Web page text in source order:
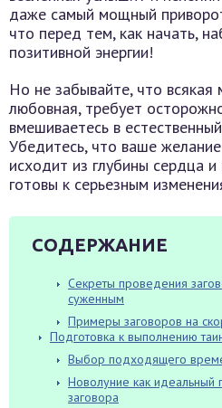
даже самый мощный
что перед тем, как начать,
позитивной энергии!
Но не забывайте, что всякая
любовная, требует
вмешиваетесь в
Убедитесь, что ваше
исходит из глубины сердца
готовы к серьезным
СОДЕРЖАНИЕ
Секреты проведения
суженным
Примеры заговоров на
Подготовка к выполнению
Выбор подходящего
Новолуние как
заговора